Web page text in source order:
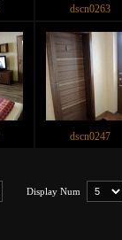
dscn0263
dscn0247
Display Num